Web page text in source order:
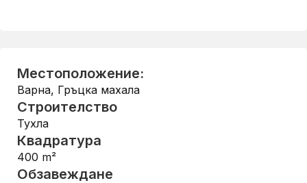
Местоположение:
Варна, Гръцка махала
Строителство
Тухла
Квадратура
400 m²
Обзавеждане